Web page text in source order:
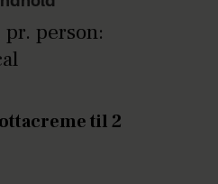
person:
til 2